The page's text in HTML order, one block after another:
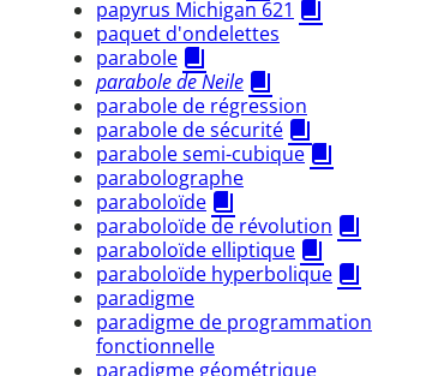
papyrus Michigan 621
paquet d'ondelettes
parabole
parabole de Neile
parabole de régression
parabole de sécurité
parabole semi-cubique
parabolographe
paraboloïde
paraboloïde de révolution
paraboloïde elliptique
paraboloïde hyperbolique
paradigme
paradigme de programmation
fonctionnelle
paradigme géométrique